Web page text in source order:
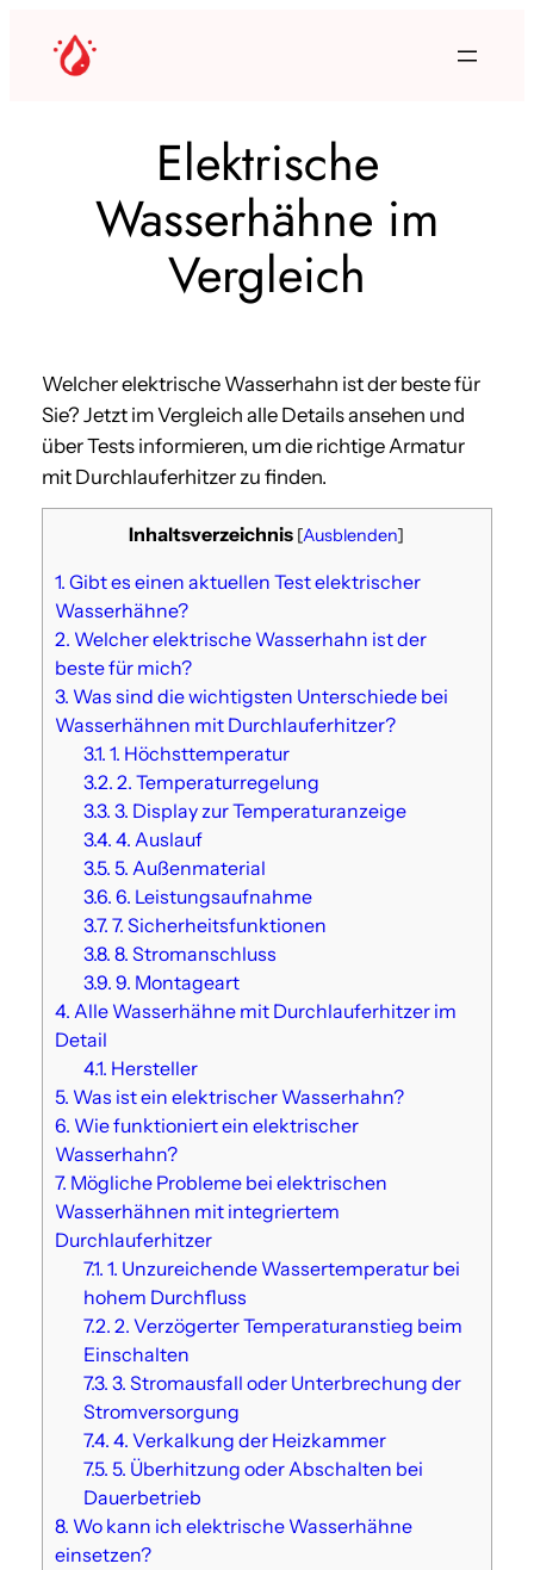
Inhalt
Elektrische
Wasserhähne im
Vergleich
Welcher elektrische Wasserhahn ist der beste für
Sie? Jetzt im Vergleich alle Details ansehen und
über Tests informieren, um die richtige Armatur
mit Durchlauferhitzer zu finden.
Inhaltsverzeichnis [Ausblenden]
1. Gibt es einen aktuellen Test elektrischer
Wasserhähne?
2. Welcher elektrische Wasserhahn ist der
beste für mich?
3. Was sind die wichtigsten Unterschiede bei
Wasserhähnen mit Durchlauferhitzer?
3.1. 1. Höchsttemperatur
3.2. 2. Temperaturregelung
3.3. 3. Display zur Temperaturanzeige
3.4. 4. Auslauf
3.5. 5. Außenmaterial
3.6. 6. Leistungsaufnahme
3.7. 7. Sicherheitsfunktionen
3.8. 8. Stromanschluss
3.9. 9. Montageart
4. Alle Wasserhähne mit Durchlauferhitzer im
Detail
4.1. Hersteller
5. Was ist ein elektrischer Wasserhahn?
6. Wie funktioniert ein elektrischer
Wasserhahn?
7. Mögliche Probleme bei elektrischen
Wasserhähnen mit integriertem
Durchlauferhitzer
7.1. 1. Unzureichende Wassertemperatur bei
hohem Durchfluss
7.2. 2. Verzögerter Temperaturanstieg beim
Einschalten
7.3. 3. Stromausfall oder Unterbrechung der
Stromversorgung
7.4. 4. Verkalkung der Heizkammer
7.5. 5. Überhitzung oder Abschalten bei
Dauerbetrieb
8. Wo kann ich elektrische Wasserhähne
einsetzen?